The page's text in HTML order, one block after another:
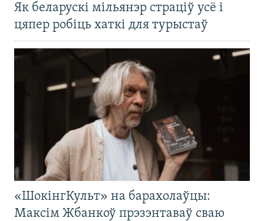
Як беларускі мільянэр страціў усё і
цяпер робіць хаткі для турыстаў
«ШокінгКульт» на барахолаўцы:
Максім Жбанкоў прэзэнтаваў сваю